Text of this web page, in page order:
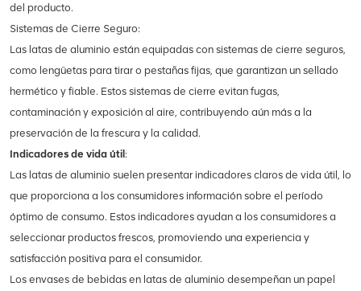
del producto.
Sistemas de Cierre Seguro:
Las latas de aluminio están equipadas con sistemas de cierre seguros,
como lengüetas para tirar o pestañas fijas, que garantizan un sellado
hermético y fiable. Estos sistemas de cierre evitan fugas,
contaminación y exposición al aire, contribuyendo aún más a la
preservación de la frescura y la calidad.
Indicadores de vida útil :
Las latas de aluminio suelen presentar indicadores claros de vida útil, lo
que proporciona a los consumidores información sobre el período
óptimo de consumo. Estos indicadores ayudan a los consumidores a
seleccionar productos frescos, promoviendo una experiencia y
satisfacción positiva para el consumidor.
Los envases de bebidas en latas de aluminio desempeñan un papel